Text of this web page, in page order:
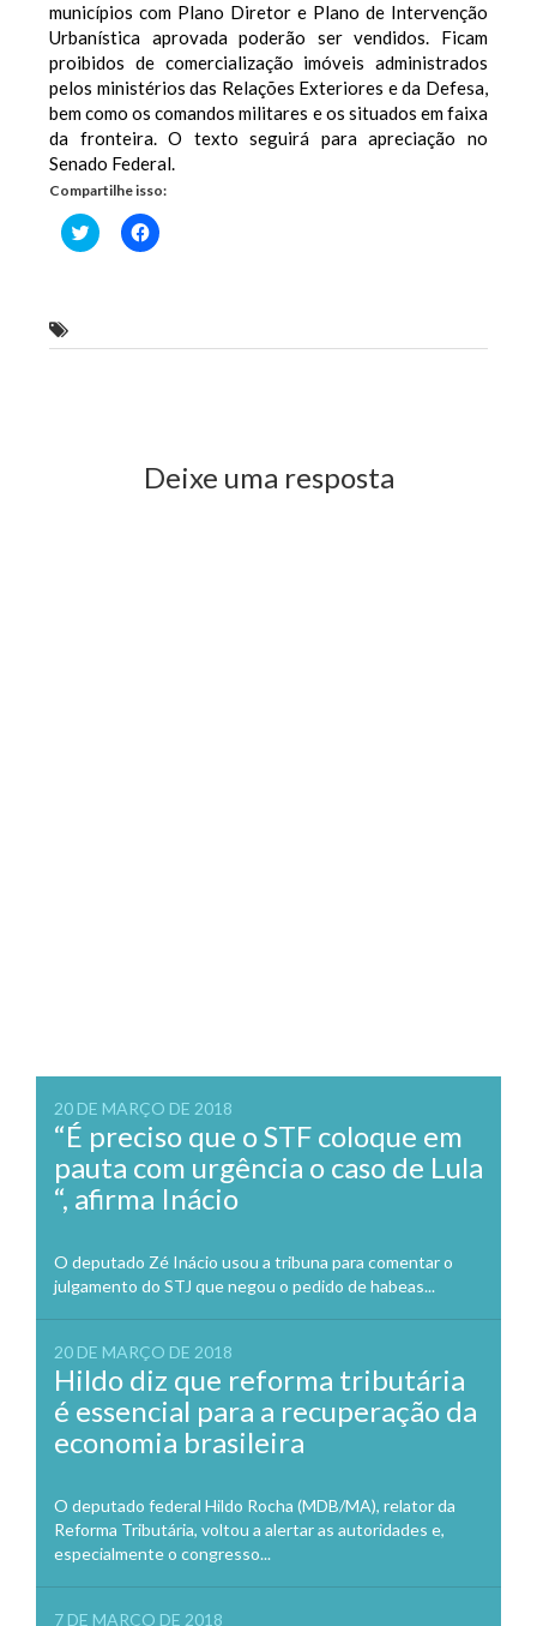
municípios com Plano Diretor e Plano de Intervenção
Urbanística aprovada poderão ser vendidos. Ficam
proibidos de comercialização imóveis administrados
pelos ministérios das Relações Exteriores e da Defesa,
bem como os comandos militares e os situados em faixa
da fronteira. O texto seguirá para apreciação no
Senado Federal.
Compartilhe isso:
Clique
para
Clique
para
Deixe uma resposta
20 DE MARÇO DE 2018
“É preciso que o STF coloque em
pauta com urgência o caso de Lula
“, afirma Inácio
O deputado Zé Inácio usou a tribuna para comentar o
julgamento do STJ que negou o pedido de habeas...
20 DE MARÇO DE 2018
Hildo diz que reforma tributária
é essencial para a recuperação da
economia brasileira
O deputado federal Hildo Rocha (MDB/MA), relator da
Reforma Tributária, voltou a alertar as autoridades e,
especialmente o congresso...
7 DE MARÇO DE 2018